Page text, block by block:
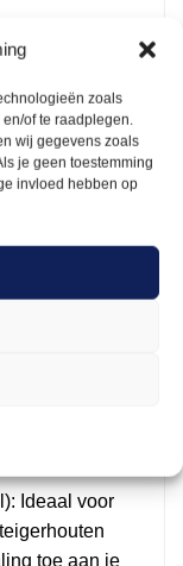
zoals
of te raadplegen.
wij gegevens zoals
je geen toestemming
invloed hebben op
van
je nu gaat
dat bij
populaire
hebben een
Ideaal voor
toe aan je